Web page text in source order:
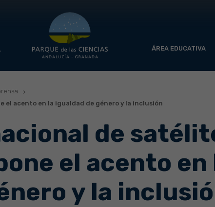
ÁREA EDUCATIVA
el acento en la igualdad de género y la inclusión
de
el acento en
y la